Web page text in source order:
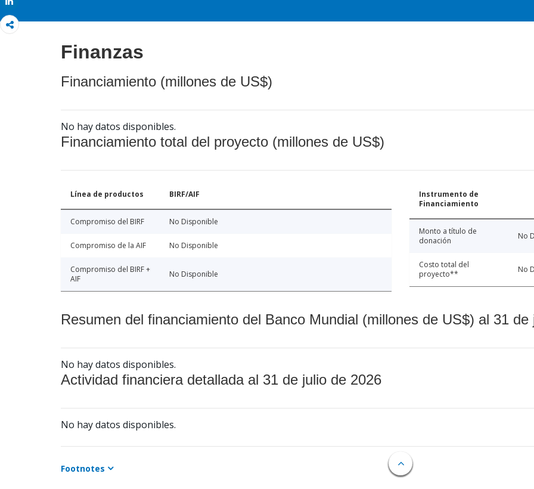
Finanzas
Financiamiento (millones de US$)
No hay datos disponibles.
Financiamiento total del proyecto (millones de US$)
Línea de productos BIRF/AIF
Compromiso del BIRF No Disponible
Compromiso de la AIF No Disponible
Compromiso del BIRF +
AIF
No Disponible
Instrumento de
Financiamiento
Monto a título de
donación
No
Costo total del
proyecto**
No
Resumen del financiamiento del Banco Mundial (millones de US$) al 31 de
No hay datos disponibles.
Actividad financiera detallada al 31 de julio de 2026
No hay datos disponibles.
Footnotes